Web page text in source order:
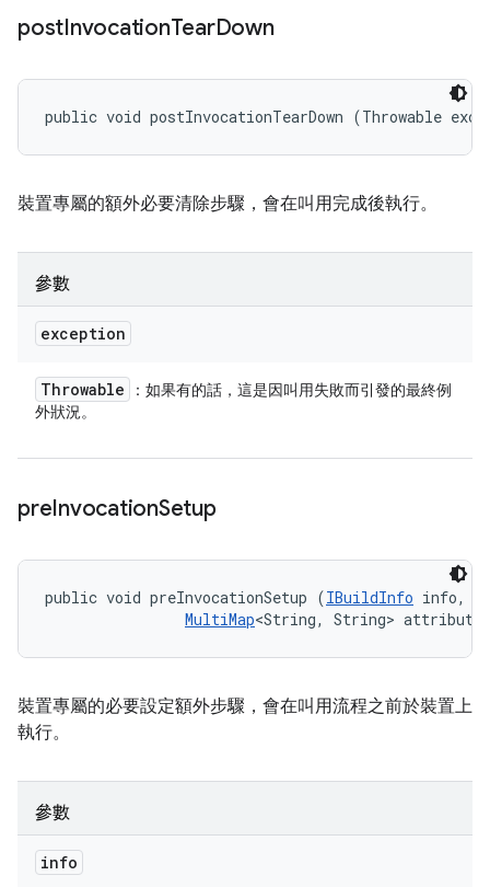
postInvocationTearDown
public void postInvocationTearDown (Throwable
裝置專屬的額外必要清除步驟，會在叫用完成後執行。
參數
exception
Throwable
：如果有的話，這是因叫用失敗而引發的最終例
外狀況。
preInvocationSetup
public void preInvocationSetup (IBuildInfo info,
MultiMap<String, String>
裝置專屬的必要設定額外步驟，會在叫用流程之前於裝置上
執行。
參數
info